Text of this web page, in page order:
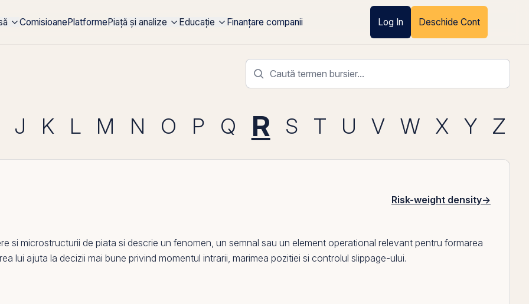
ComisioanePlatformePiață și analize Educație Finanțare companii Log In Deschide Cont
J K L M N O P Q R S T U V W X Y Z
Risk-weight density→
si microstructurii de piata si descrie un fenomen, un semnal sau un element operational relevant pentru formarea
lui ajuta la decizii mai bune privind momentul intrarii, marimea pozitiei si controlul slippage-ului.